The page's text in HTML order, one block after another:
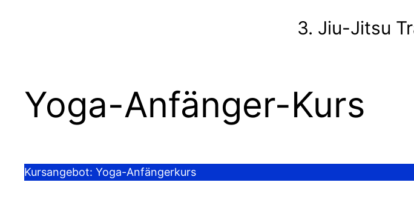
3. Jiu-Jitsu
Yoga-Anfänger-Kurs
Kursangebot: Yoga-Anfängerkurs